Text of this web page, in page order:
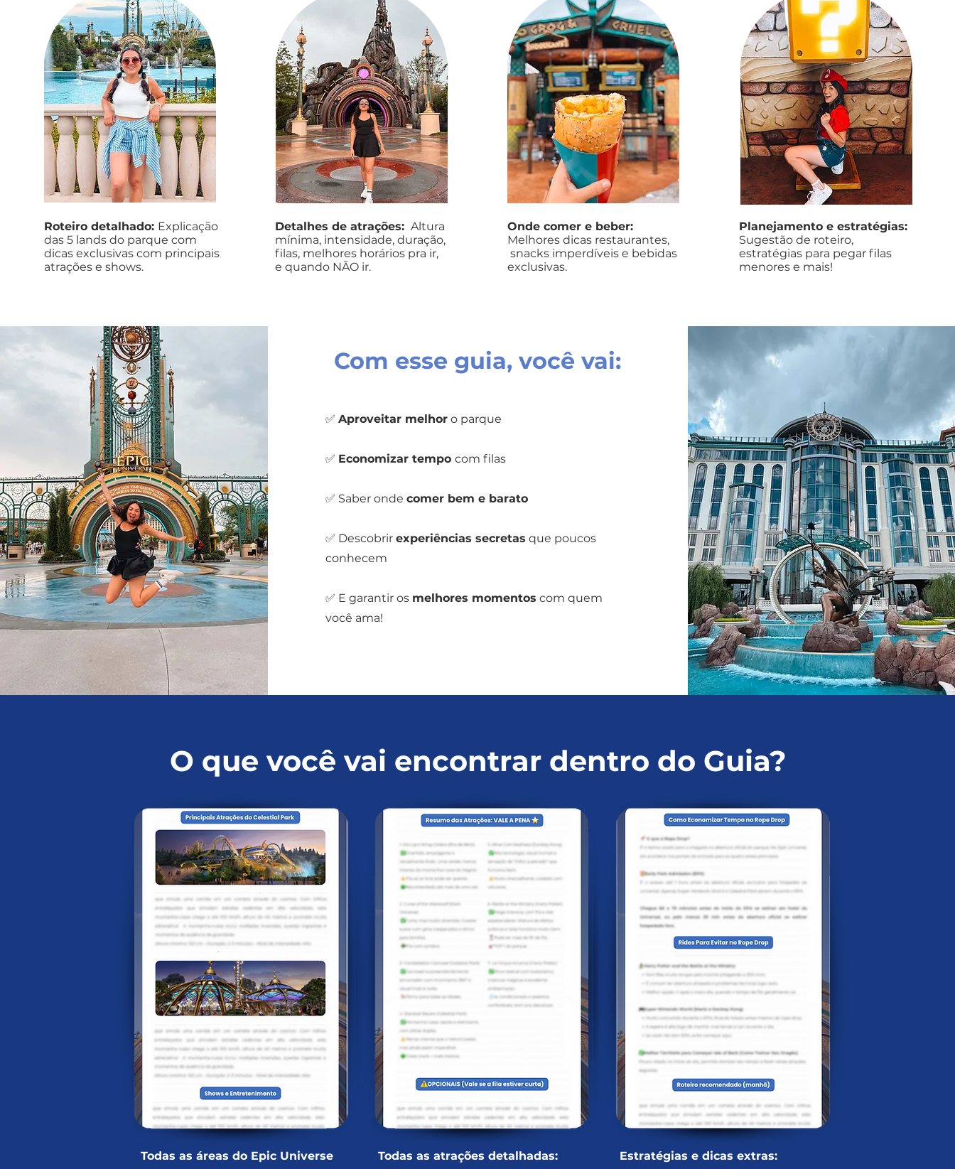
Roteiro detalhado: Explicação
das 5 lands do parque com
dicas exclusivas com principais
atrações e shows.
Detalhes de atrações: Altura
mínima, intensidade, duração,
filas, melhores horários pra ir,
e quando NÃO ir.
Onde comer e beber:
Melhores dicas restaurantes,
snacks imperdíveis e bebidas
exclusivas.
Planejamento e estratégias:
Sugestão de roteiro,
estratégias para pegar filas
menores e mais!
Com esse guia, você vai:
✅Aproveitar melhor o parque
✅ Economizar tempocom filas
✅ Saber ondecomer bem e barato
✅ Descobrirexperiências secretas que poucos
conhecem
✅ E garantir os melhores momentos com quem
você ama!
Todas as áreas do Epic Universe Todas as atrações detalhadas: Estratégias e dicas extras:
O que você vai encontrar dentro do Guia?